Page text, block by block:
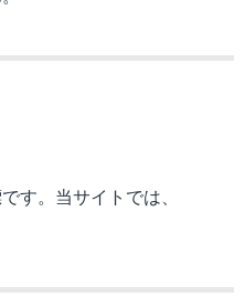
す。当サイトでは、